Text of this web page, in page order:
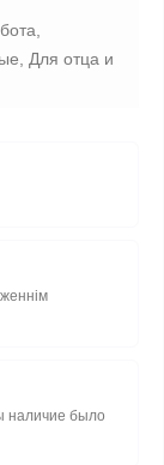
Для отца и
наличие было